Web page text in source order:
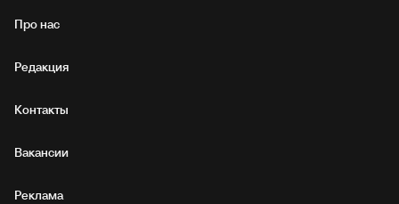
Про нас
Редакция
Контакты
Вакансии
Реклама